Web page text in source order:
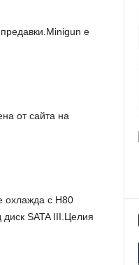
е
от сайта на
охлажда с H80
диск SATA III. Целия